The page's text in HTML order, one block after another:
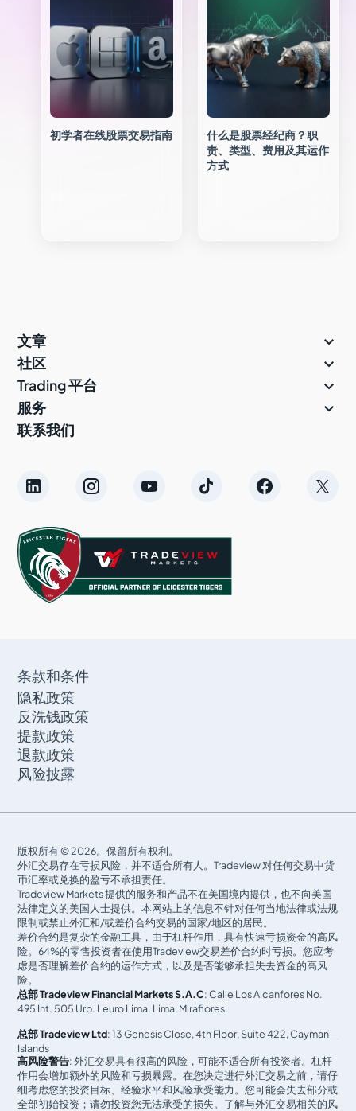
初学者在线股票交易指南
什么是股票经纪商？职
责、类型、费用及其运作
方式
文章 
社区 
Trading 平台 
服务 
联系我们
条款和条件
隐私政策
反洗钱政策
提款政策
退款政策
风险披露
版权所有 © 2026。保留所有权利。
外汇交易存在亏损风险，并不适合所有人。Tradeview 对任何交易中货
币汇率或兑换的盈亏不承担责任。
Tradeview Markets 提供的服务和产品不在美国境内提供，也不向美国
法律定义的美国人士提供。本网站上的信息不针对任何当地法律或法规
限制或禁止外汇和/或差价合约交易的国家/地区的居民。
差价合约是复杂的金融工具，由于杠杆作用，具有快速亏损资金的高风
险。64%的零售投资者在使用Tradeview交易差价合约时亏损。您应考
虑是否理解差价合约的运作方式，以及是否能够承担失去资金的高风
险。
总部 Tradeview Financial Markets S.A.C: Calle Los Alcanfores No.
495 Int. 505 Urb. Leuro Lima. Lima, Miraflores.
总部 Tradeview Ltd: 13 Genesis Close, 4th Floor, Suite 422, Cayman
Islands
高风险警告: 外汇交易具有很高的风险，可能不适合所有投资者。杠杆
作用会增加额外的风险和亏损暴露。在您决定进行外汇交易之前，请仔
细考虑您的投资目标、经验水平和风险承受能力。您可能会失去部分或
全部初始投资；请勿投资您无法承受的损失。了解与外汇交易相关的风